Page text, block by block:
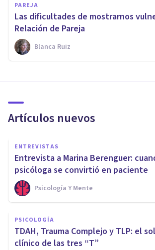
PAREJA
Las dificultades de mostrarnos
Relación de Pareja
Blanca Ruiz
Artículos nuevos
ENTREVISTAS
Entrevista a Marina Berenguer:
psicóloga se convirtió en paciente
Psicología Y Mente
PSICOLOGÍA
TDAH, Trauma Complejo y TLP: el
clínico de las tres “T”